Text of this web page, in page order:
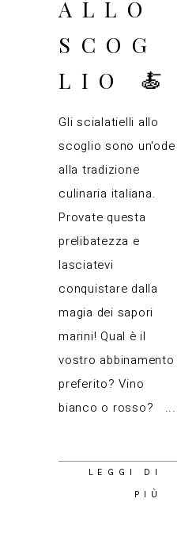
ALLO
SCOG
LIO 🍝
Gli scialatielli allo
scoglio sono un'ode
alla tradizione
culinaria italiana.
Provate questa
prelibatezza e
lasciatevi
conquistare dalla
magia dei sapori
marini! Qual è il
vostro abbinamento
preferito? Vino
bianco o rosso?
LEGGI DI
PIÙ